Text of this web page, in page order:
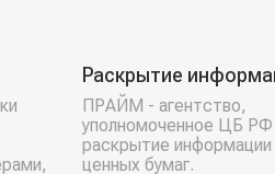
Раскрытие
ПРАЙМ - агентство,
уполномоченное ЦБ РФ
раскрытие
ценных бумаг.